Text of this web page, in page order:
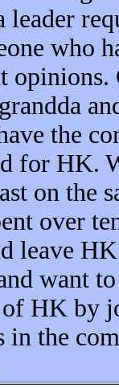
who
the
for HK.
on the
over
leave
want
HK by
in the